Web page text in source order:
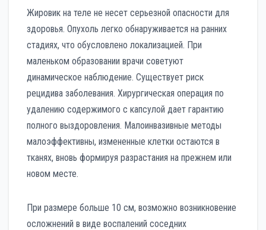
Жировик на теле не несет серьезной опасности для
здоровья. Опухоль легко обнаруживается на ранних
стадиях, что обусловлено локализацией. При
маленьком образовании врачи советуют
динамическое наблюдение. Существует риск
рецидива заболевания. Хирургическая операция по
удалению содержимого с капсулой дает гарантию
полного выздоровления. Малоинвазивные методы
малоэффективны, измененные клетки остаются в
тканях, вновь формируя разрастания на прежнем или
новом месте.
При размере больше 10 см, возможно возникновение
осложнений в виде воспалений соседних